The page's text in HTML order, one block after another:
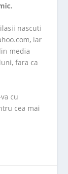
nascuti
iar
media
fara ca
cu
cea mai